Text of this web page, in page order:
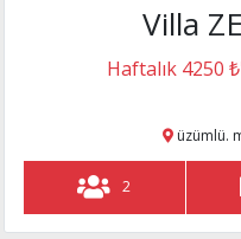
Villa
Haftalık 4250
üzümlü.
2